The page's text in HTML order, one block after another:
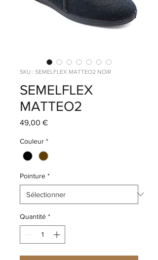
SKU : SEMELFLEX MATTEO2 NOIR
SEMELFLEX
MATTEO2
49,00 €Prix
Couleur *
Pointure *
Quantité *